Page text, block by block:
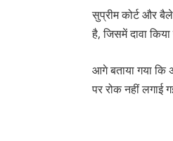
सुप्रीम कोर्ट और
है, जिसमें दावा
आगे बताया गया कि
पर रोक नहीं लगाई